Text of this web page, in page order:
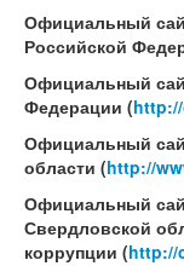
Официальный
Российской
Официальный
Федерации (
Официальный
области (http://
Официальный
Свердловской
коррупции (http://